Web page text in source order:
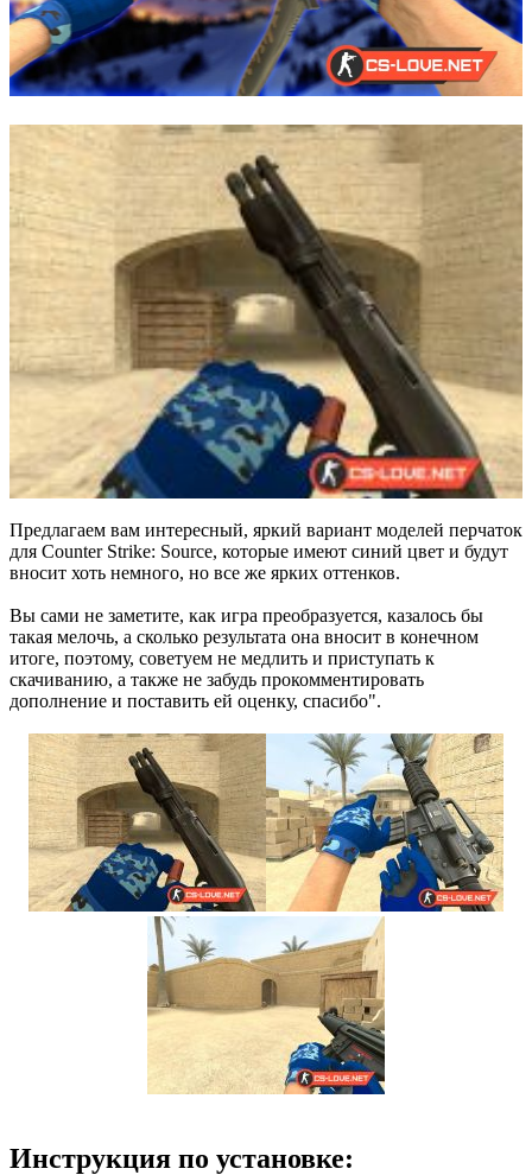
Предлагаем вам интересный, яркий вариант моделей перчаток
для Counter Strike: Source, которые имеют синий цвет и будут
вносит хоть немного, но все же ярких оттенков.
Вы сами не заметите, как игра преобразуется, казалось бы
такая мелочь, а сколько результата она вносит в конечном
итоге, поэтому, советуем не медлить и приступать к
скачиванию, а также не забудь прокомментировать
дополнение и поставить ей оценку, спасибо".
Инструкция по установке: